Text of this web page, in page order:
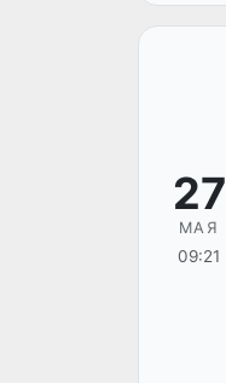
27
МАЯ
09:21